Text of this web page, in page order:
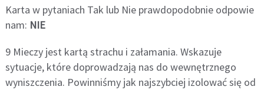
Karta w pytaniach Tak lub Nie prawdopodobnie odpowie
nam: NIE
9 Mieczy jest kartą strachu i załamania. Wskazuje
sytuacje, które doprowadzają nas do wewnętrznego
wyniszczenia. Powinniśmy jak najszybciej izolować się od